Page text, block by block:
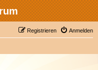
Anmelden
Registrieren